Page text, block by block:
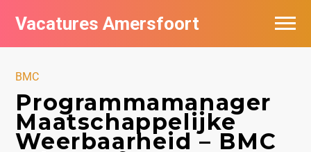
Vacatures Amersfoort
BMC
Programmamanager
Maatschappelijke
Weerbaarheid – BMC
Vacatures per bedrijf
Nieuwsbrief feed